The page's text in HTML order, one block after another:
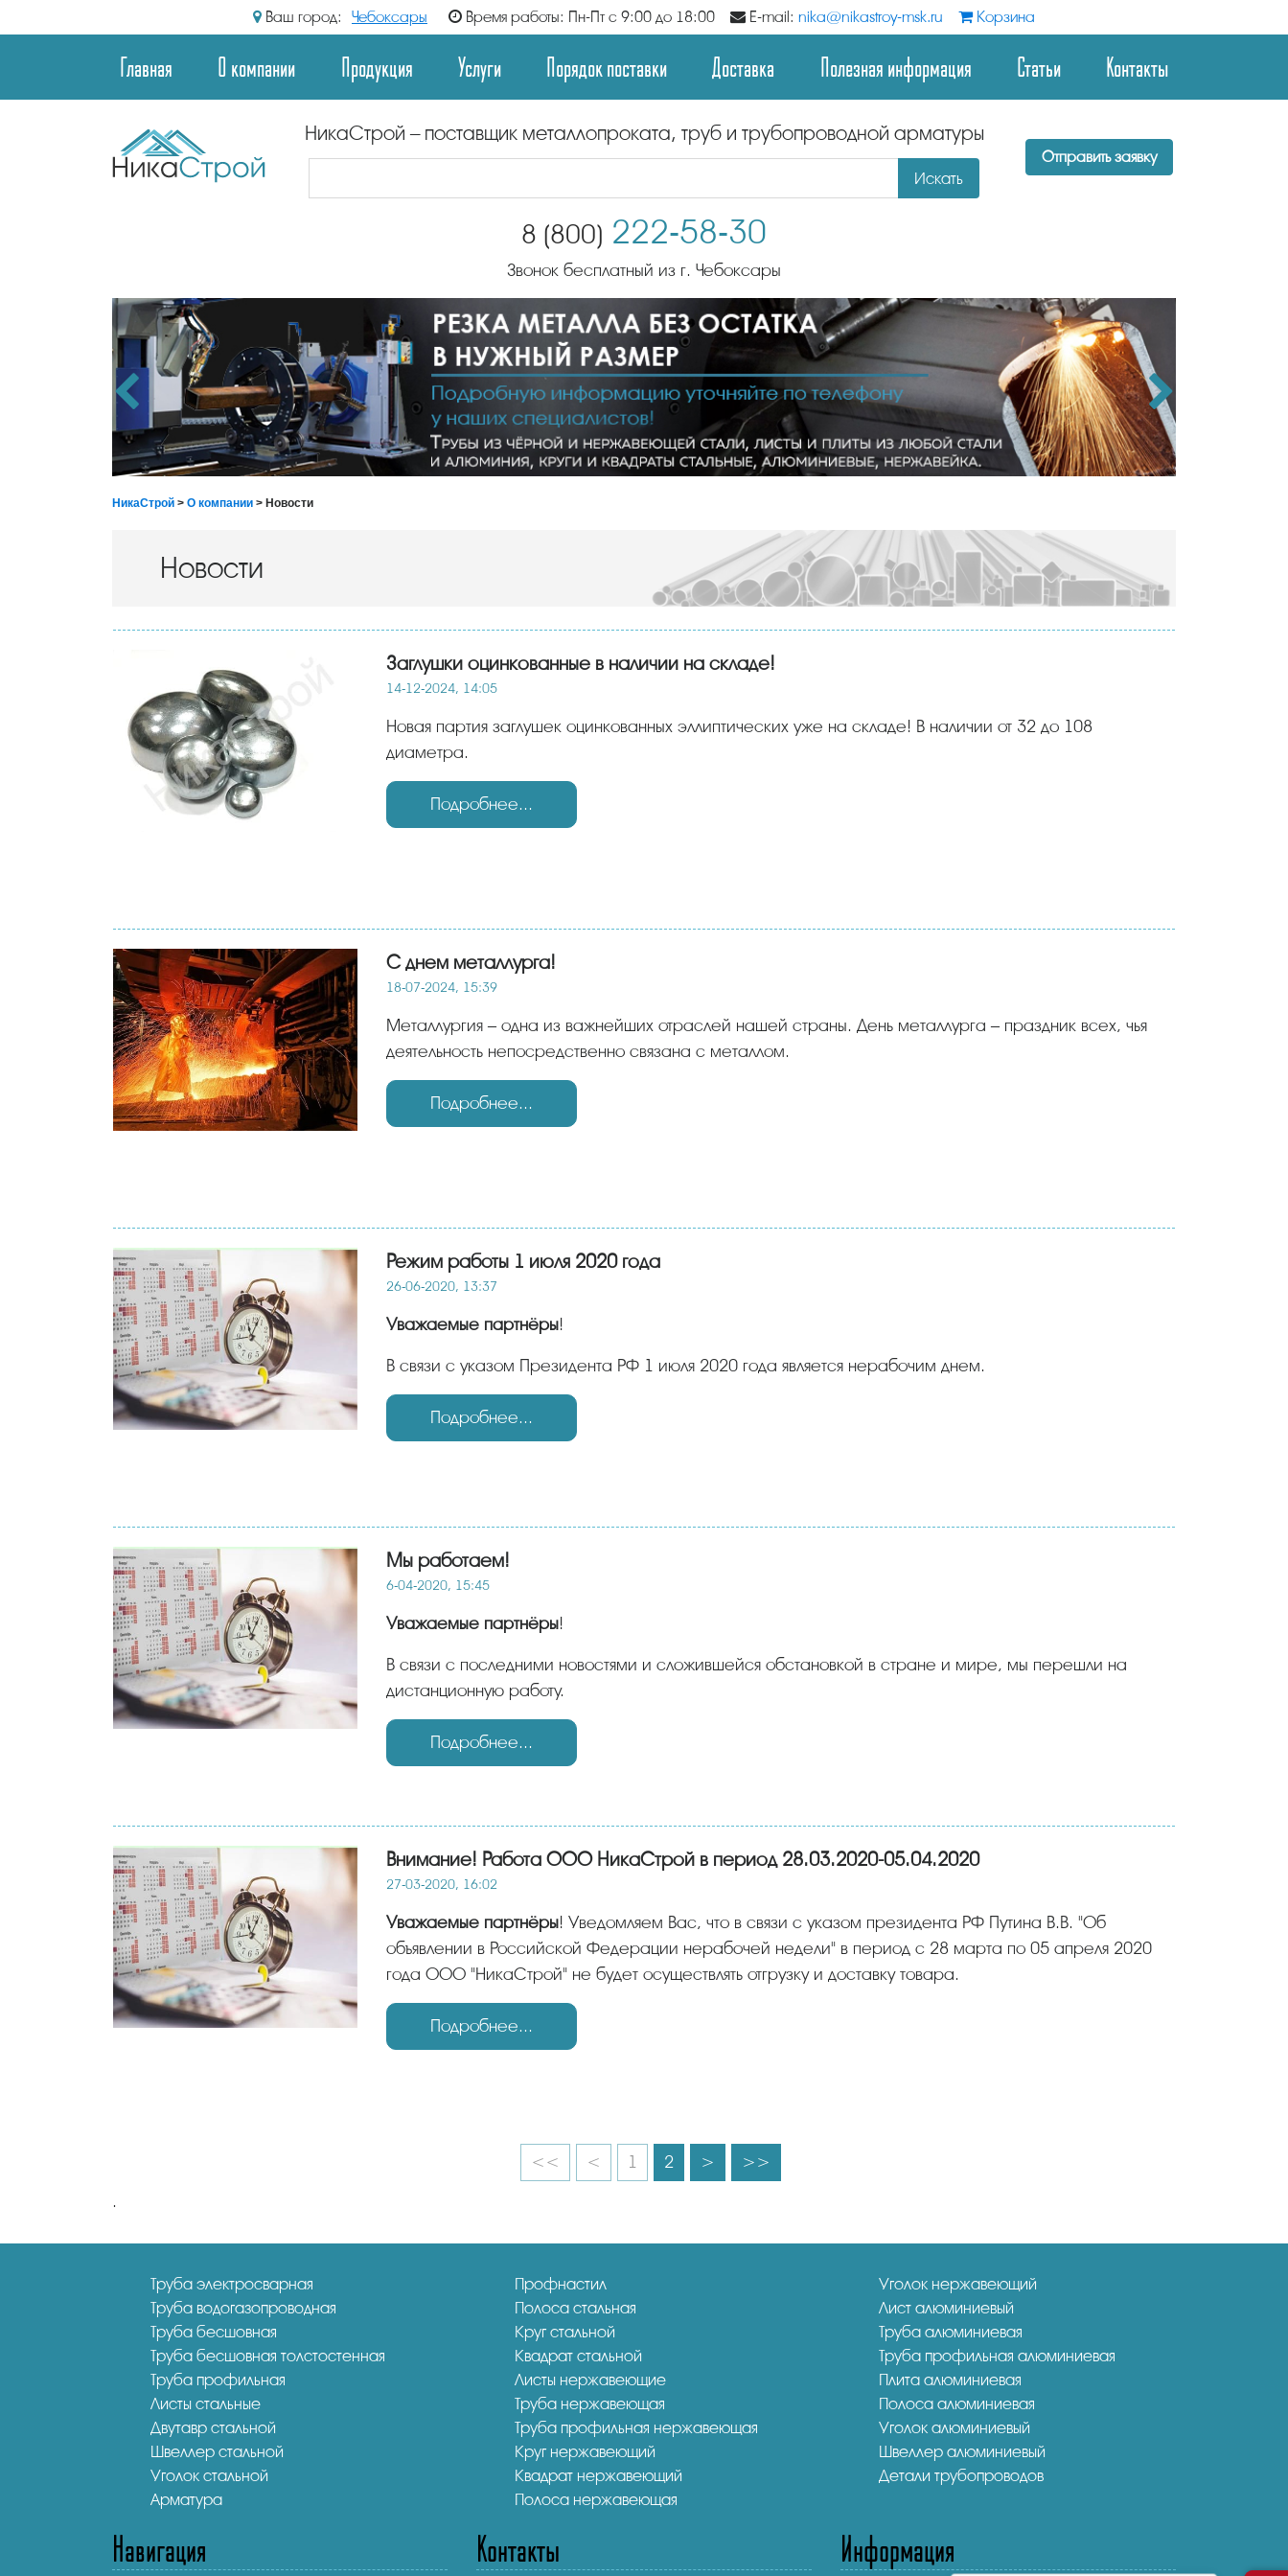
Ваш город: Чебоксары Время работы: Пн-Пт с 9:00 до 18:00 E-mail: nika@nikastroy-msk.ru Корзина
Главная О компании Продукция Услуги Порядок поставки Доставка Полезная информация Статьи Контакты
НикаСтрой – поставщик металлопроката, труб и трубопроводной арматуры
Искать
Отправить заявку
8 (800) 222-58-30
Звонок бесплатный из г. Чебоксары
НикаСтрой > О компании > Новости
Новости
Заглушки оцинкованные в наличии на складе!
14-12-2024, 14:05
Новая партия заглушек оцинкованных эллиптических уже на складе! В наличии от 32 до 108
диаметра.
Подробнее...
С днем металлурга!
18-07-2024, 15:39
Металлургия – одна из важнейших отраслей нашей страны. День металлурга – праздник всех, чья
деятельность непосредственно связана с металлом.
Подробнее...
Режим работы 1 июля 2020 года
26-06-2020, 13:37
Уважаемые партнёры!
В связи с указом Президента РФ 1 июля 2020 года является нерабочим днем.
Подробнее...
Мы работаем!
6-04-2020, 15:45
Уважаемые партнёры!
В связи с последними новостями и сложившейся обстановкой в стране и мире, мы перешли на
дистанционную работу.
Подробнее...
Внимание! Работа ООО НикаСтрой в период 28.03.2020-05.04.2020
27-03-2020, 16:02
Уважаемые партнёры! Уведомляем Вас, что в связи с указом президента РФ Путина В.В. "Об
объявлении в Российской Федерации нерабочей недели" в период с 28 марта по 05 апреля 2020
года ООО "НикаСтрой" не будет осуществлять отгрузку и доставку товара.
Подробнее...
<< < 1 2 > >>
.
Труба электросварная
Труба водогазопроводная
Труба бесшовная
Труба бесшовная толстостенная
Труба профильная
Листы стальные
Двутавр стальной
Швеллер стальной
Уголок стальной
Арматура
Профнастил
Полоса стальная
Круг стальной
Квадрат стальной
Листы нержавеющие
Труба нержавеющая
Труба профильная нержавеющая
Круг нержавеющий
Квадрат нержавеющий
Полоса нержавеющая
Уголок нержавеющий
Лист алюминиевый
Труба алюминиевая
Труба профильная алюминиевая
Плита алюминиевая
Полоса алюминиевая
Уголок алюминиевый
Швеллер алюминиевый
Детали трубопроводов
Навигация Контакты Информация